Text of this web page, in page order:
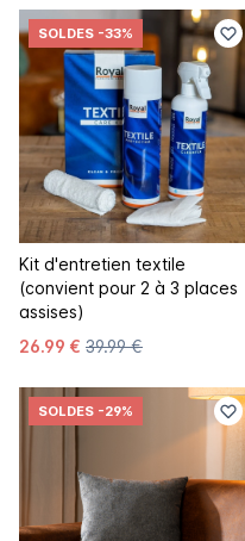
SOLDES -33%
Kit d'entretien textile
(convient pour 2 à 3 places
assises)
26.99 € 39.99 €
SOLDES -29%